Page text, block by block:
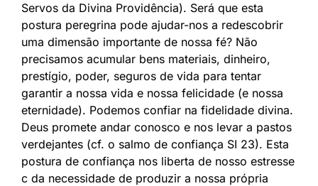
Servos da Divina Providência). Será que esta
postura peregrina pode ajudar-nos a redescobrir
uma dimensão importante de nossa fé? Não
precisamos acumular bens materiais, dinheiro,
prestígio, poder, seguros de vida para tentar
garantir a nossa vida e nossa felicidade (e nossa
eternidade). Podemos confiar na fidelidade divina.
Deus promete andar conosco e nos levar a pastos
verdejantes (cf. o salmo de confiança SI 23). Esta
postura de confiança nos liberta de nosso estresse
c da necessidade de produzir a nossa própria